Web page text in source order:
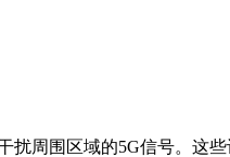
周围区域的5G信号。这